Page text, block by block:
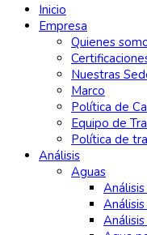
Inicio
Empresa
Quienes
Nuestras
Marco
Política de
Equipo de
Política de
Análisis
Aguas